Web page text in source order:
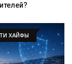
ХАЙФЫ